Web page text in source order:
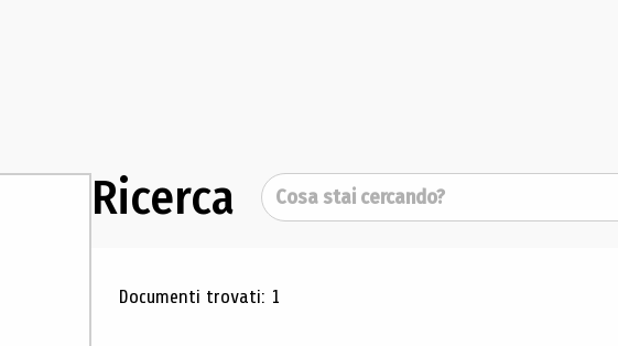
Ricerca Cerca
Risultati di ricerca
Documenti trovati: 1